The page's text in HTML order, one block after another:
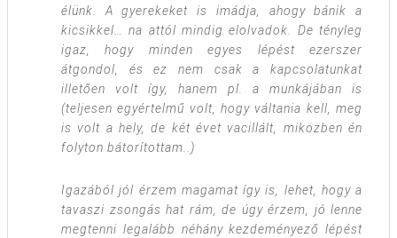
élünk. A gyerekeket is imádja, ahogy bánik a
kicsikkel… na attól mindig elolvadok. De tényleg
igaz, hogy minden egyes lépést ezerszer
átgondol, és ez nem csak a kapcsolatunkat
illetően volt így, hanem pl. a munkájában is
(teljesen egyértelmű volt, hogy váltania kell, meg
is volt a hely, de két évet vacillált, miközben én
folyton bátorítottam..)
Igazából jól érzem magamat így is, lehet, hogy a
tavaszi zsongás hat rám, de úgy érzem, jó lenne
megtenni legalább néhány kezdeményező lépést